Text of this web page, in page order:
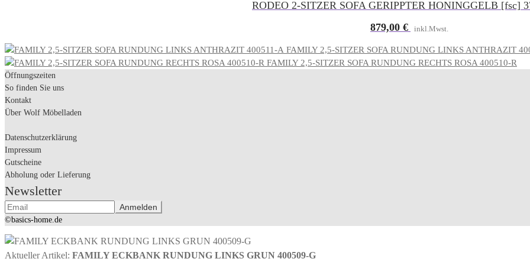
RODEO 2-SITZER SOFA GERIPPTER HONINGGELB [fsc]
879,00 € inkl.Mwst.
FAMILY 2,5-SITZER SOFA RUNDUNG LINKS ANTHRAZIT
FAMILY 2,5-SITZER SOFA RUNDUNG RECHTS ROSA 400510-R
Öffnungszeiten
So finden Sie uns
Kontakt
Über Wolf Möbelladen
Datenschutzerklärung
Impressum
Gutscheine
Abholung oder Lieferung
Newsletter
©basics-home.de
Aktueller Artikel: FAMILY ECKBANK RUNDUNG LINKS GRUN 400509-G